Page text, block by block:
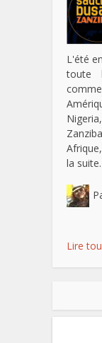
L'été
toute
la
Lire